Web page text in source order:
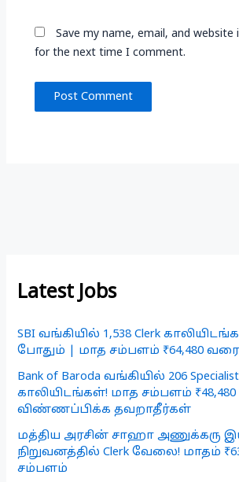
Save my name, email, and website
for the next time I comment.
Latest Jobs
SBI வங்கியில் 1,538 Clerk
போதும் | மாத சம்பளம் ₹64,480
Bank of Baroda வங்கியில் 206
காலியிடங்கள்! மாத சம்பளம் ₹48,480
விண்ணப்பிக்க தவறாதீர்கள்
மத்திய அரசின் சாஹா அணுக்கரு
நிறுவனத்தில் Clerk வேலை! மாதம்
சம்பளம்